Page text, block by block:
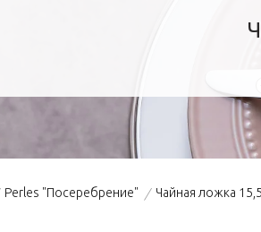
Perles "Посеребрение" / Чайная ложка